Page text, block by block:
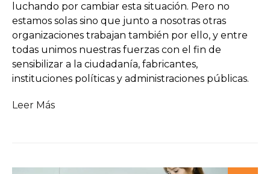
luchando por cambiar esta situación. Pero no
estamos solas sino que junto a nosotras otras
organizaciones trabajan también por ello, y entre
todas unimos nuestras fuerzas con el fin de
sensibilizar a la ciudadanía, fabricantes,
instituciones políticas y administraciones públicas.
Leer Más